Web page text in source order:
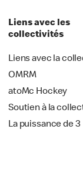
Liens avec les
collectivités
Liens avec la
OMRM
atoMc Hockey
Soutien à la
La puissance de 3